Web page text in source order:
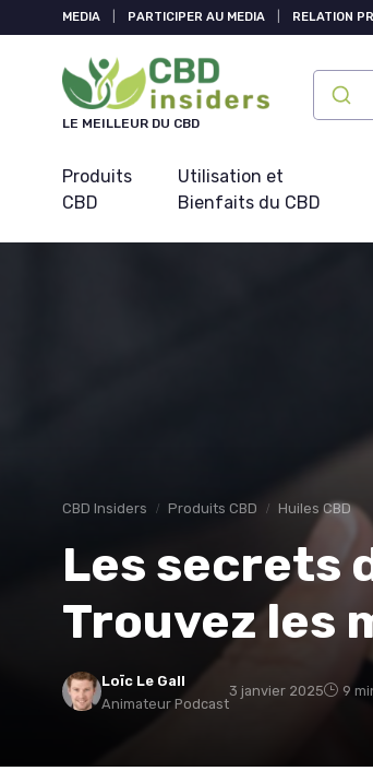
MEDIA PARTICIPER AU MEDIA RELATION
LE MEILLEUR DU CBD
Produits
CBD
Utilisation et
Bienfaits du CBD
CBD Insiders Produits CBD Huiles CBD
Les secrets
Trouvez les
Loïc Le Gall
Animateur Podcast
3 janvier 2025 9
Panneau de gestion des cookies